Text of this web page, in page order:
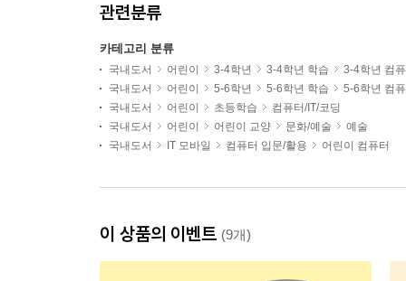
관련분류
카테고리 분류
국내도서 어린이 3-4학년 3-4학년 학습
3-4학년 컴
국내도서
어린이 5-6학년 5-6학년 학습
5-6학년 컴
국내도서
어린이 초등학습
컴퓨터/IT/코딩
국내도서
어린이 어린이 교양 문화/예술
예술
국내도서
IT 모바일 컴퓨터 입문/활용 어린이 컴퓨터
이 상품의 이벤트 (9개)